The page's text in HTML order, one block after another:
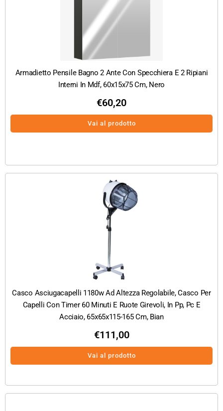
Armadietto Pensile Bagno 2 Ante Con Specchiera E 2 Ripiani
Interni In Mdf, 60x15x75 Cm, Nero
€60,20
Vai al prodotto
Casco Asciugacapelli 1180w Ad Altezza Regolabile, Casco Per
Capelli Con Timer 60 Minuti E Ruote Girevoli, In Pp, Pc E
Acciaio, 65x65x115-165 Cm, Bian
€111,00
Vai al prodotto